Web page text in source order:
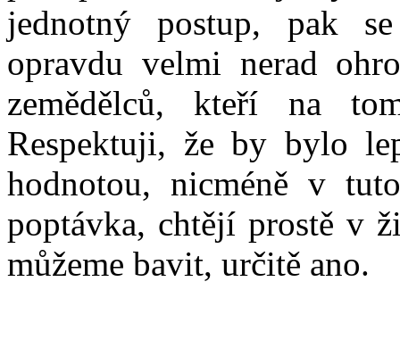
jednotný postup, pak
opravdu velmi nerad
zemědělců, kteří na
Respektuji, že by bylo
hodnotou, nicméně v
poptávka, chtějí prostě v
můžeme bavit, určitě ano.